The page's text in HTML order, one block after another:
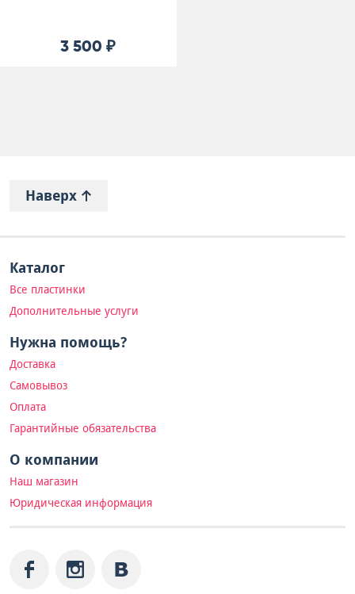
3 500 ₽
Наверх
Каталог
Все пластинки
Дополнительные услуги
Нужна помощь?
Доставка
Самовывоз
Оплата
Гарантийные обязательства
О компании
Наш магазин
Юридическая информация